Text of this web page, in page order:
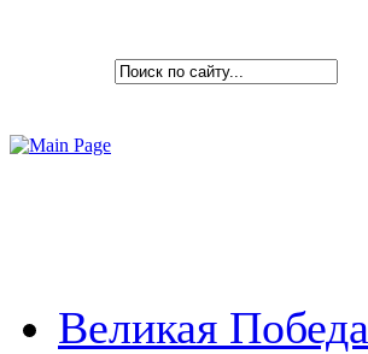
Великая Победа